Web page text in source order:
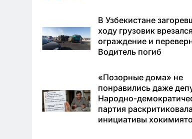
В Узбекистане
ходу грузовик
ограждение и
Водитель погиб
«Позорные дома» не
понравились даже
Народно-
партия раскритиковала
инициативы